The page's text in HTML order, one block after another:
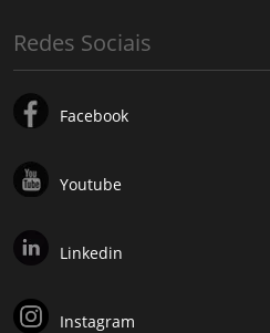
Redes Sociais
Facebook
Youtube
Linkedin
Instagram